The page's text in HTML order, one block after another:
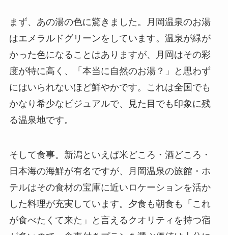
まず、あの湯の色に驚きました。月岡温泉のお湯
はエメラルドグリーンをしています。温泉が緑が
かった色になることはありますが、月岡はその彩
度が特に高く、「本当に自然のお湯？」と思わず
にはいられないほど鮮やかです。これは全国でも
かなり希少なビジュアルで、見た目でも印象に残
る温泉地です。
そして食事。新潟といえば米どころ・酒どころ・
日本海の海鮮が有名ですが、月岡温泉の旅館・ホ
テルはその食材の宝庫に近いロケーションを活か
した料理が充実しています。夕食も朝食も「これ
が食べたくて来た」と言えるクオリティを持つ宿